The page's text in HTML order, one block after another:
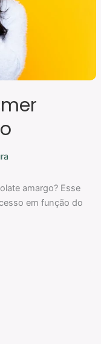
amargo? Esse
em função do